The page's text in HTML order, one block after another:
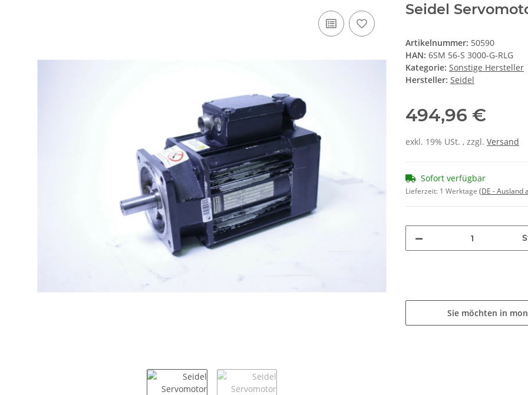
Seidel
Artikelnummer: 50590
HAN: 6SM 56-S 3000-G-RLG
Kategorie: Sonstige Hersteller
Hersteller: Seidel
494,96 €
exkl. 19% USt. , zzgl. Versand
Sofort verfügbar
Lieferzeit: 1 Werktage (DE - Ausland
Sie möchten in